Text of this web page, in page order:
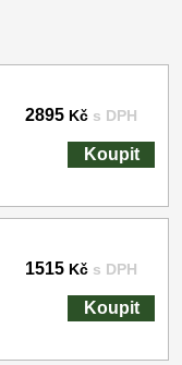
2895 Kč s DPH
Koupit
1515 Kč s DPH
Koupit